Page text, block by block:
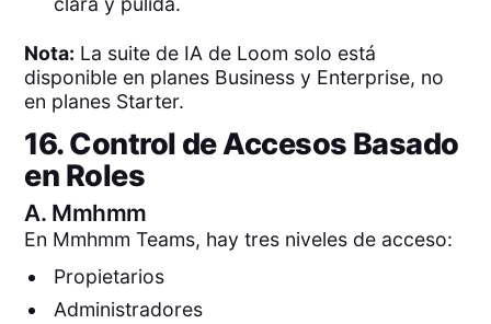
Nota: La suite de IA de Loom solo está
disponible en planes Business y Enterprise, no
en planes Starter.
16. Control de Accesos Basado
en Roles
A. Mmhmm
En Mmhmm Teams, hay tres niveles de acceso:
Propietarios
Administradores